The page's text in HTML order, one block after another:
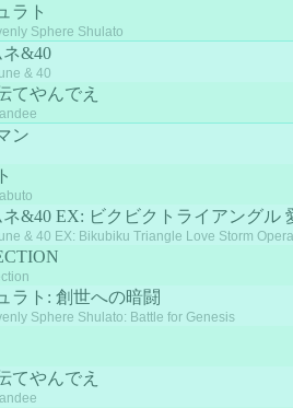
ラト
Sphere Shulato
&40
& 40
てやんでえ
ン
&40 EX: ビクビクトライアングル
& 40 EX: Bikubiku Triangle Love Storm
ラト: 創世への暗闘
Sphere Shulato: Battle for Genesis
てやんでえ